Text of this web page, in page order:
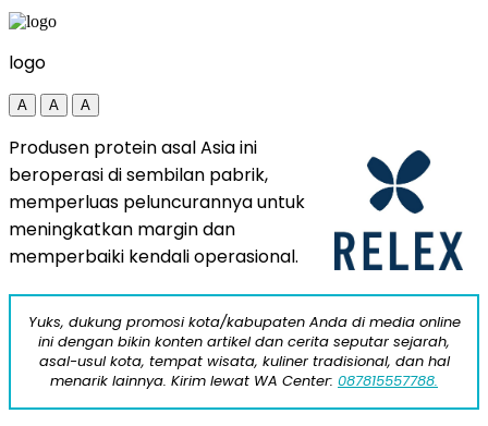
logo
A A A
Produsen protein asal Asia ini
beroperasi di sembilan pabrik,
memperluas peluncurannya untuk
meningkatkan margin dan
memperbaiki kendali operasional.
Yuks, dukung promosi kota/kabupaten Anda di media online
ini dengan bikin konten artikel dan cerita seputar sejarah,
asal-usul kota, tempat wisata, kuliner tradisional, dan hal
menarik lainnya. Kirim lewat WA Center: 087815557788.